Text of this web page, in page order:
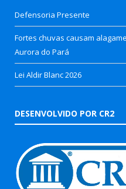
Defensoria Presente
Fortes chuvas causam
Aurora do Pará
Lei Aldir Blanc 2026
DESENVOLVIDO POR CR2